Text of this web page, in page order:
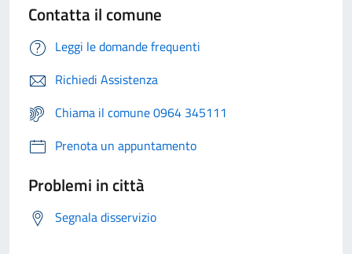
Contatta il comune
Leggi le domande frequenti
Richiedi Assistenza
Chiama il comune 0964 345111
Prenota un appuntamento
Problemi in città
Segnala disservizio